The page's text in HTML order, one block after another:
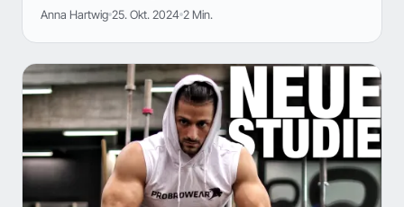
Anna Hartwig 25. Okt. 2024 2 Min.